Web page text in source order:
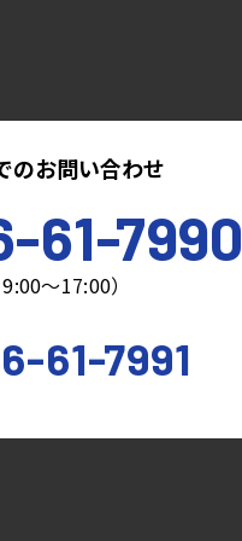
のお問い合わせ
61-7990
～17:00）
61-7991